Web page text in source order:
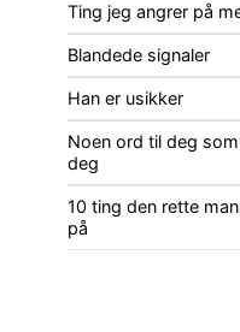
Ting jeg angrer på
Blandede signaler
Han er usikker
Noen ord til deg
deg
10 ting den rette
på